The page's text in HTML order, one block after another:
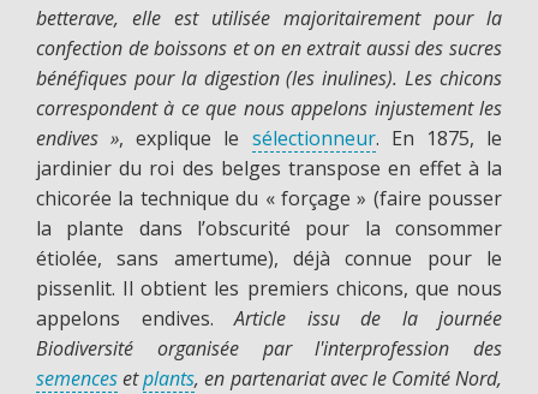
betterave, elle est utilisée majoritairement pour la
confection de boissons et on en extrait aussi des sucres
bénéfiques pour la digestion (les inulines). Les chicons
correspondent à ce que nous appelons injustement les
endives », explique le sélectionneur. En 1875, le
jardinier du roi des belges transpose en effet à la
chicorée la technique du « forçage » (faire pousser
la plante dans l’obscurité pour la consommer
étiolée, sans amertume), déjà connue pour le
pissenlit. Il obtient les premiers chicons, que nous
appelons endives.Article issu de la journée
Biodiversité organisée par l'interprofession des
semencesetplants, en partenariat avec le Comité Nord,